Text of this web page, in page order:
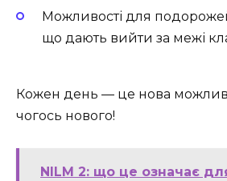
Можливості для
що дають вийти за межі
Кожен день — це нова
чогось нового!
NILM 2: що це означає